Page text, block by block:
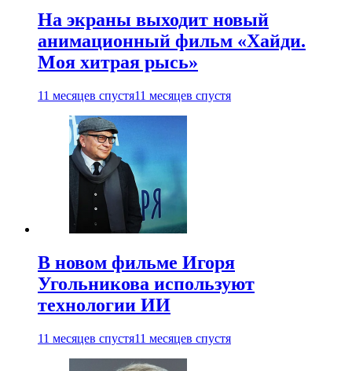
На экраны выходит новый
анимационный фильм «Хайди.
Моя хитрая рысь»
11 месяцев спустя11 месяцев спустя
В новом фильме Игоря
Угольникова используют
технологии ИИ
11 месяцев спустя11 месяцев спустя